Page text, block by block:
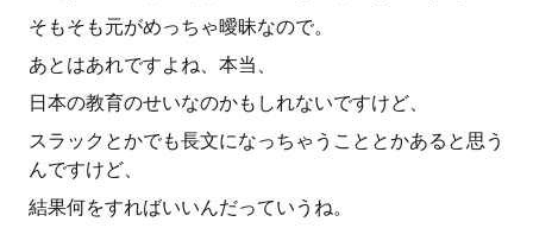
そもそも元がめっちゃ曖昧なので。
あとはあれですよね、本当、
日本の教育のせいなのかもしれないですけど、
スラックとかでも長文になっちゃうこととかあると思う
んですけど、
結果何をすればいいんだっていうね。